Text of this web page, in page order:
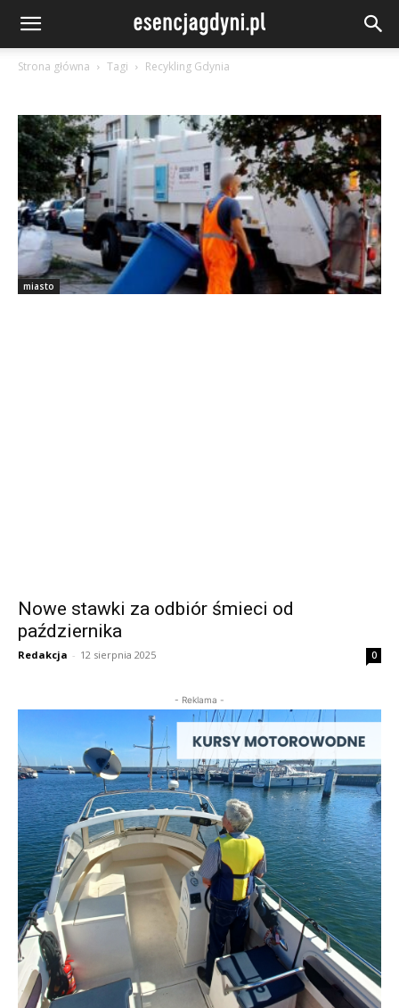
Strona główna Tagi Recykling Gdynia
miasto
Nowe stawki za odbiór śmieci od
października
Redakcja - 12 sierpnia 2025 0
- Reklama -